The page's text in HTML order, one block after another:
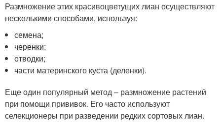
Размножение этих красивоцветущих лиан осуществляют
несколькими способами, используя:
семена;
черенки;
отводки;
части материнского куста (деленки).
Еще один популярный метод – размножение растений
при помощи прививок. Его часто используют
селекционеры при разведении редких сортовых лиан.